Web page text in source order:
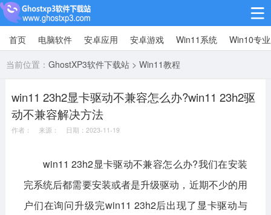
Win10专业版
Win10纯净版
Win11系统
win11下载64位 win11下载32位
休闲益智 赛车竞速 冒险解谜
动作射击 经营策略 体育竞技
首页 电脑软件 安卓应用 安卓游戏 Win11系统 Win10专
当前位置： GhostXP3软件下载站 > Win11教程
win11 23h2显卡驱动不兼容怎么办?win11 23h2驱
动不兼容解决方法
作者： 来源： 日期：2023-11-19
win11 23h2显卡驱动不兼容怎么办?我们在安装
完系统后都需要安装或者是升级驱动，近期不少的用
户们在询问升级完win11 23h2后出现了显卡驱动与